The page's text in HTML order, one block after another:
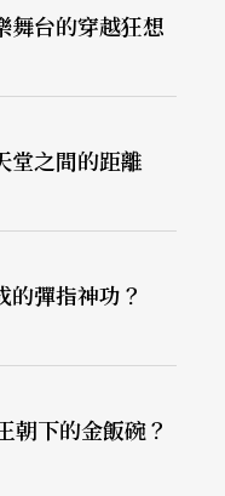
希望，與之相對
兩種對比色在這
時間的前與後
舞台的穿越狂想
堂之間的距離
的彈指神功？
朝下的金飯碗？